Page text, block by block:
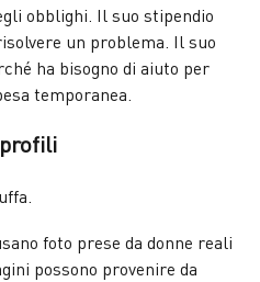
obblighi. Il suo stipendio
un problema. Il suo
ha bisogno di aiuto per
temporanea.
foto prese da donne reali
possono provenire da